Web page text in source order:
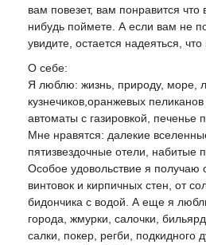
вам повезет, вам понравится
нибудь поймете. А если вам не
увидите, остается надеяться,
О себе:
Я люблю: жизнь, природу, море,
кузнечиков,оранжевых
автоматы с газировкой, печенье
Мне нравятся: далекие
пятизвездочные отели, набитые
Особое удовольствие я получаю
винтовок и кирпичных стен, от
бидончика с водой. А еще я
города, жмурки, салочки,
салки, покер, регби, подкидного